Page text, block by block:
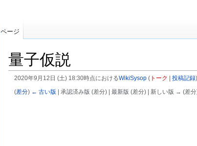
量子仮説
2020年9月12日 (土) 18:30時点におけるWikiSysop (トーク | 投稿記録)
(差分) ← 古い版 | 承認済み版 (差分) | 最新版 (差分) | 新しい版 → (差
ページ